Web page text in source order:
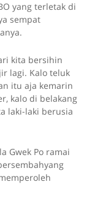
yang terletak di
sempat
kita bersihin
lagi. Kalo teluk
itu aja kemarin
kalo di belakang
laki-laki berusia
Gwek Po ramai